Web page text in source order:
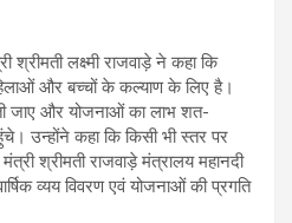
श्रीमती लक्ष्मी राजवाड़े ने कहा कि
और बच्चों के कल्याण के लिए है।
जाए और योजनाओं का लाभ शत-
उन्होंने कहा कि किसी भी स्तर पर
मंत्री श्रीमती राजवाड़े मंत्रालय महानदी
व्यय विवरण एवं योजनाओं की प्रगति